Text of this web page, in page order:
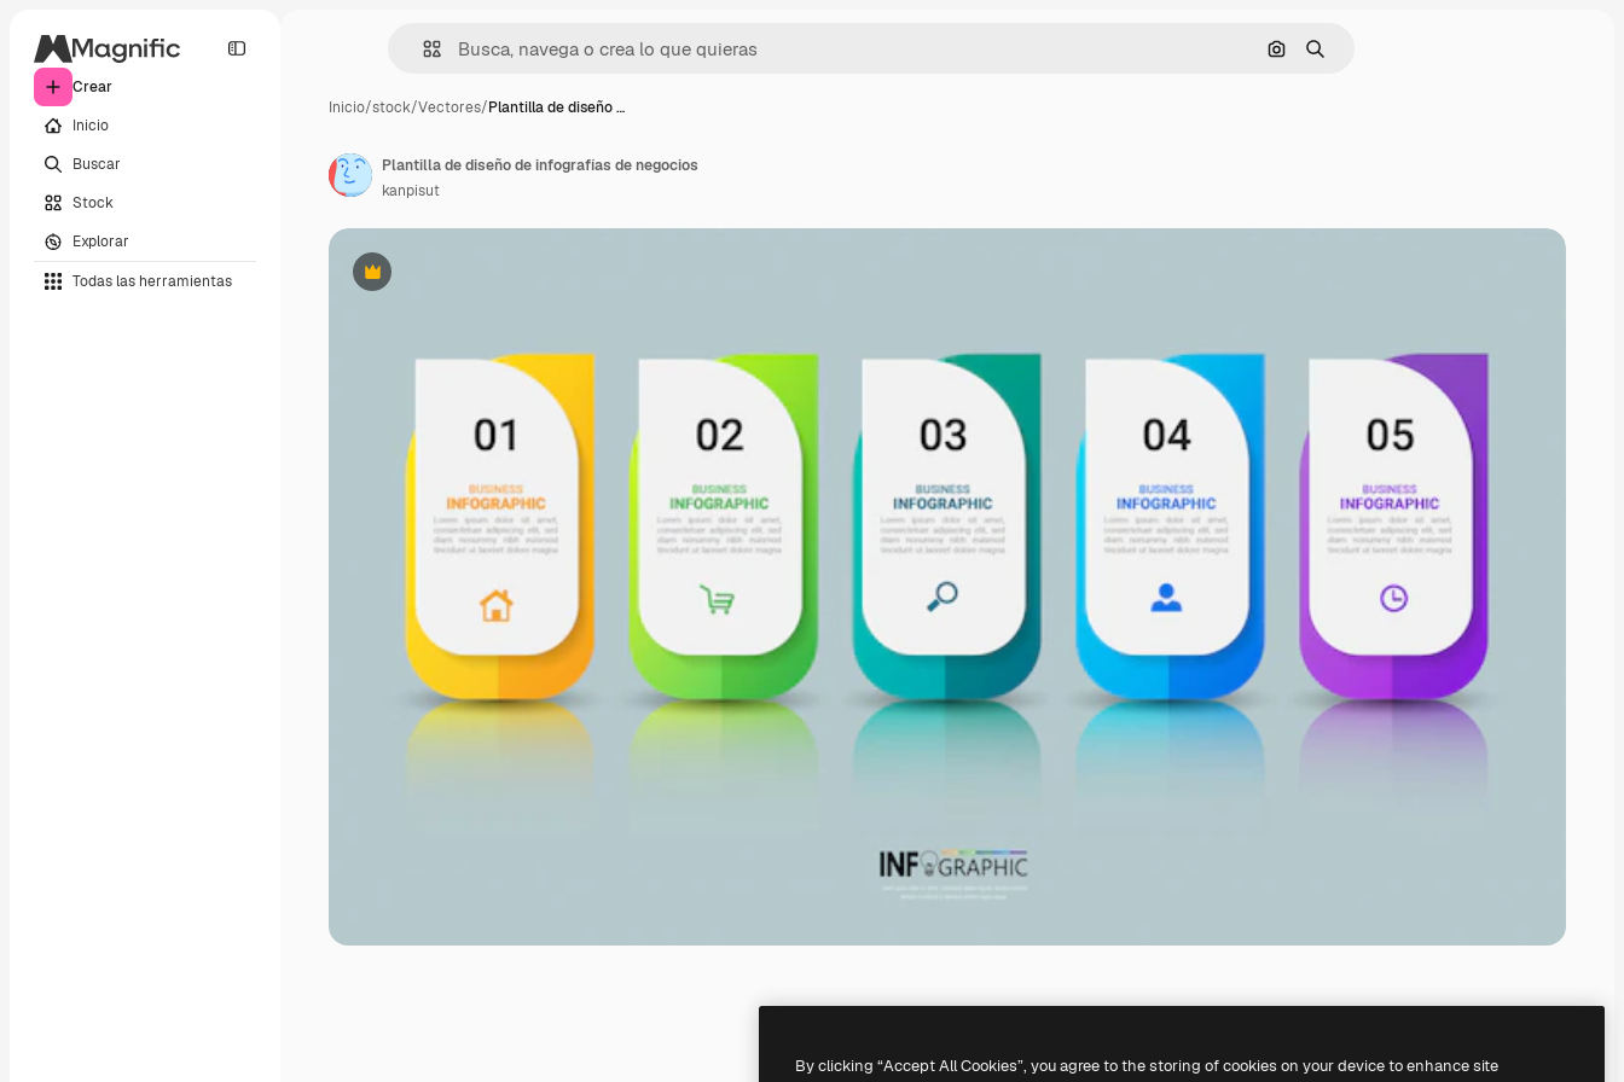
Crear
Inicio
Buscar
Stock
Explorar
Todas las herramientas
Buscar por imagen
Buscar
Inicio/stock/Vectores/Plantilla de diseño …
Premium
Plantilla de diseño de infografías de negocios
kanpisut
By clicking “Accept All Cookies”, you agree to the storing of cookies on your device to enhance site